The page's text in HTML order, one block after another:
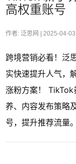
高权重账号
作者: 泛思网 | 2025-04-03
跨境营销必看！泛
实快速提升人气，
涨粉方案！ TikTok
养、内容发布策略
号，提升推荐流量。